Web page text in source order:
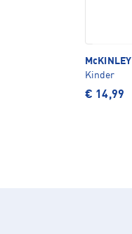
McKINLEY
Kinder
€ 14,99